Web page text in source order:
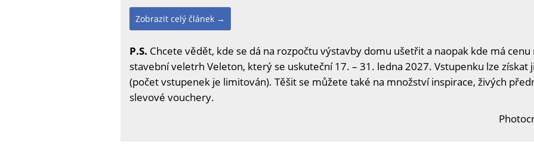
Zobrazit celý článek →
P.S. Chcete vědět, kde se dá na rozpočtu výstavby domu ušetřit a naopak kde má
stavební veletrh Veleton, který se uskuteční 17. – 31. ledna 2027. Vstupenku lze získat
(počet vstupenek je limitován). Těšit se můžete také na množství inspirace, živých
slevové vouchery.